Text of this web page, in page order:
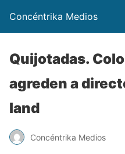
Concéntrika Medios
Quijotadas.
agreden a
land
Concéntrika Medios